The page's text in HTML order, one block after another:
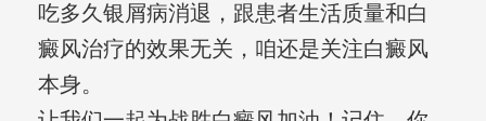
吃多久银屑病消退，跟患者生活质量和白
癜风治疗的效果无关，咱还是关注白癜风
本身。